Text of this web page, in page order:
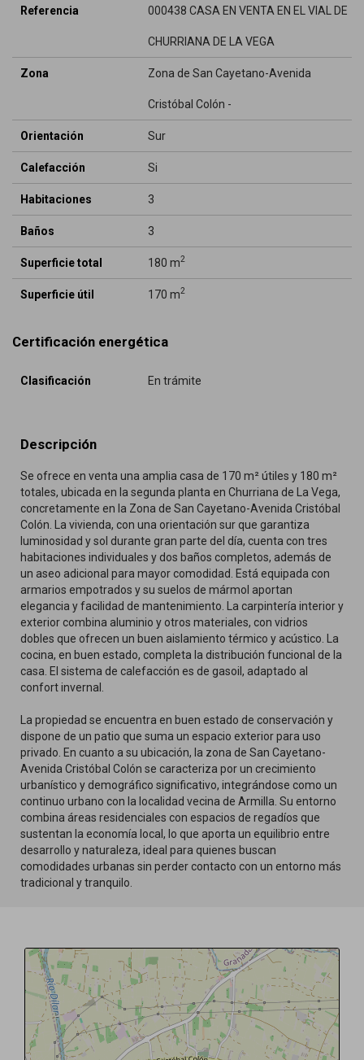
Referencia 000438 CASA EN VENTA EN EL VIAL DE
CHURRIANA DE LA VEGA
Zona Zona de San Cayetano-Avenida
Cristóbal Colón -
Orientación Sur
Calefacción Si
Habitaciones 3
Baños 3
Superficie total 180 m2
Superficie útil 170 m2
Certificación energética
Clasificación En trámite
Descripción
Se ofrece en venta una amplia casa de 170 m² útiles y 180 m²
totales, ubicada en la segunda planta en Churriana de La Vega,
concretamente en la Zona de San Cayetano-Avenida Cristóbal
Colón. La vivienda, con una orientación sur que garantiza
luminosidad y sol durante gran parte del día, cuenta con tres
habitaciones individuales y dos baños completos, además de
un aseo adicional para mayor comodidad. Está equipada con
armarios empotrados y su suelos de mármol aportan
elegancia y facilidad de mantenimiento. La carpintería interior y
exterior combina aluminio y otros materiales, con vidrios
dobles que ofrecen un buen aislamiento térmico y acústico. La
cocina, en buen estado, completa la distribución funcional de la
casa. El sistema de calefacción es de gasoil, adaptado al
confort invernal.
La propiedad se encuentra en buen estado de conservación y
dispone de un patio que suma un espacio exterior para uso
privado. En cuanto a su ubicación, la zona de San Cayetano-
Avenida Cristóbal Colón se caracteriza por un crecimiento
urbanístico y demográfico significativo, integrándose como un
continuo urbano con la localidad vecina de Armilla. Su entorno
combina áreas residenciales con espacios de regadíos que
sustentan la economía local, lo que aporta un equilibrio entre
desarrollo y naturaleza, ideal para quienes buscan
comodidades urbanas sin perder contacto con un entorno más
tradicional y tranquilo.